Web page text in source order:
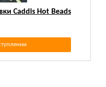
Caddis Hot Beads